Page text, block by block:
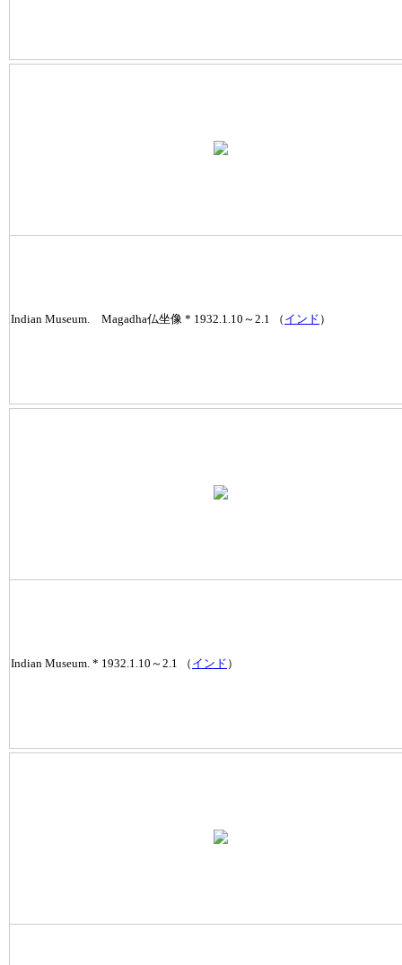
Indian Museum. Magadha仏坐像 * 1932.1.10～2.1 （ インド ）
Indian Museum. * 1932.1.10～2.1 （ インド ）